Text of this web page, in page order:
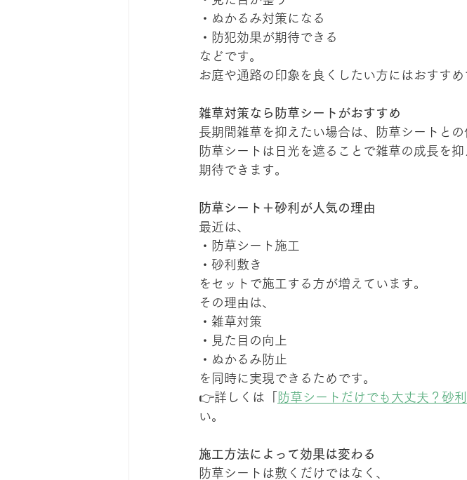
・ぬかるみ対策になる
・防犯効果が期待できる
などです。
お庭や通路の印象を良くしたい方にはおすすめ
雑草対策なら防草シートがおすすめ
長期間雑草を抑えたい場合は、防草シートとの
防草シートは日光を遮ることで雑草の成長を
期待できます。
防草シート＋砂利が人気の理由
最近は、
・防草シート施工
・砂利敷き
をセットで施工する方が増えています。
その理由は、
・雑草対策
・見た目の向上
・ぬかるみ防止
を同時に実現できるためです。
👉詳しくは「
防草シートだけでも大丈夫？砂
い。
施工方法によって効果は変わる
防草シートは敷くだけではなく、